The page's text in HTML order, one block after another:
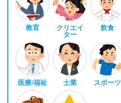
教育 クリエイ
ター
飲食
医療/福祉 士業 スポーツ